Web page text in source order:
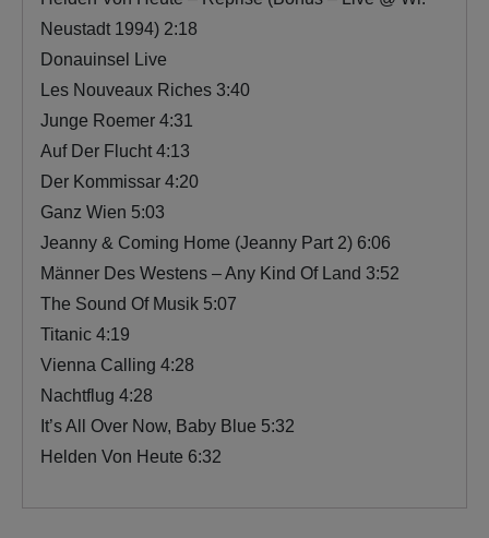
Neustadt 1994) 2:18
Donauinsel Live
Les Nouveaux Riches 3:40
Junge Roemer 4:31
Auf Der Flucht 4:13
Der Kommissar 4:20
Ganz Wien 5:03
Jeanny & Coming Home (Jeanny Part 2) 6:06
Männer Des Westens – Any Kind Of Land 3:52
The Sound Of Musik 5:07
Titanic 4:19
Vienna Calling 4:28
Nachtflug 4:28
It’s All Over Now, Baby Blue 5:32
Helden Von Heute 6:32